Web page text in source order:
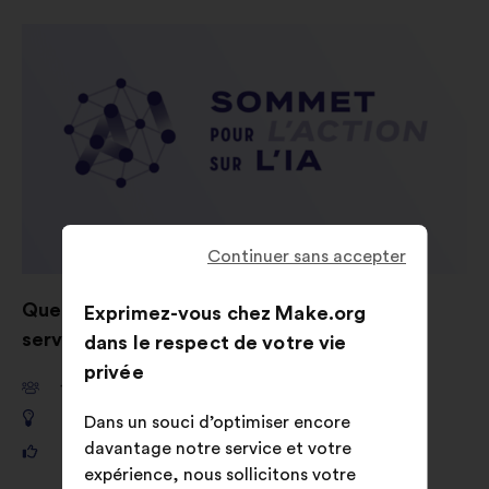
Quelles sont vos idées pour mettre l'IA au
service de l’intérêt général ?
11 661
649 propositions
121 325 votes
Continuer sans accepter
Exprimez-vous chez Make.org
dans le respect de votre vie
privée
Dans un souci d’optimiser encore
davantage notre service et votre
expérience, nous sollicitons votre